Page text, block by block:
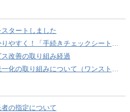
スタートしました
！「手続きチェックシート」を導入しました
改善の取り組み経過
組みについて（ワンストップサービス推進事業）
の指定について